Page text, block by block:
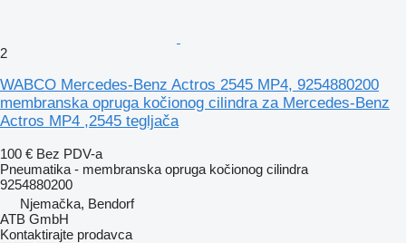
2
WABCO Mercedes-Benz Actros 2545 MP4, 9254880200
membranska opruga kočionog cilindra za Mercedes-Benz
Actros MP4 ,2545 tegljača
100 € Bez PDV-a
Pneumatika - membranska opruga kočionog cilindra
9254880200
Njemačka, Bendorf
ATB GmbH
Kontaktirajte prodavca